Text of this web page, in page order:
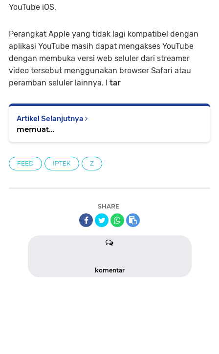
YouTube iOS.
Perangkat Apple yang tidak lagi kompatibel dengan
aplikasi YouTube masih dapat mengakses YouTube
dengan membuka versi web seluler dari streamer
video tersebut menggunakan browser Safari atau
peramban seluler lainnya. I tar
Artikel Selanjutnya
memuat...
FEED IPTEK Z
SHARE
komentar